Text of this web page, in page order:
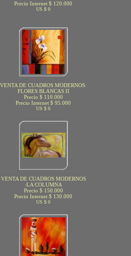
Precio Internet $ 120.000
US $ 0
VENTA DE CUADROS MODERNOS:
FLORES BLANCAS II
Precio $ 110.000
Precio Internet $ 95.000
US $ 0
VENTA DE CUADROS MODERNOS
:LA COLUMNA
Precio $ 150.000
Precio Internet $ 130.000
US $ 0